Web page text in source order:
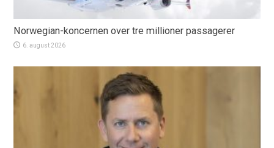
Norwegian-koncernen over tre millioner passagerer
6. august 2026